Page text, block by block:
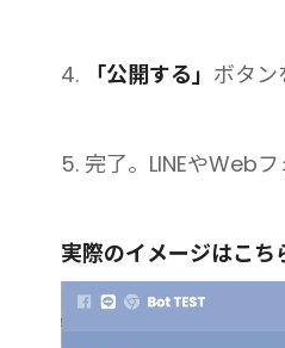
4. 「公開する」 ボタン
5. 完了。LINEやWeb
実際のイメージはこち